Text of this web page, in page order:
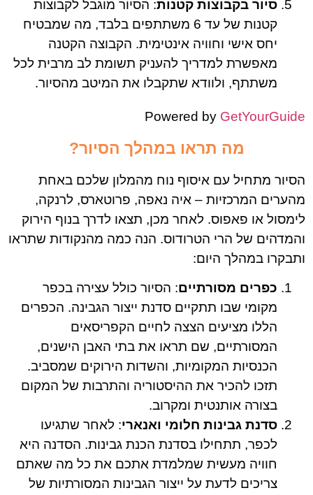
סיור בקבוצות קטנות: הסיור מוגבל לקבוצות
קטנות של עד 6 משתתפים בלבד, מה שמבטיח
יחס אישי וחוויה אינטימית. הקבוצה הקטנה
מאפשרת למדריך להעניק תשומת לב מרבית לכל
משתתף, ולוודא שתקבלו את המיטב מהסיור.
Powered by GetYourGuide
מה תראו במהלך הסיור?
הסיור מתחיל עם איסוף נוח מהמלון שלכם באחת
מהערים המרכזיות – איה נאפה, פרוטארס, לרנקה,
לימסול או פאפוס. לאחר מכן, תצאו לדרך בנוף הירוק
והמדהים של הרי הטרודוס. הנה כמה מהנקודות שתראו
ותבקרו במהלך היום:
כפרים מסורתיים: הסיור כולל עצירה בכפר
מקומי שבו תתקיים סדנת ייצור הגבינה. הכפרים
הללו מציעים הצצה לחיים הקפריסאים
המסורתיים, שם תראו את בתי האבן הישנים,
הכנסיות המקומיות, והשדות הירוקים שמסביב.
תזכו להכיר את ההיסטוריה והתרבות של המקום
בצורה אותנטית ומקרוב.
סדנת גבינות חלומי ואנארי: לאחר שתגיעו
לכפר, תתחילו בסדנת הכנת גבינות. הסדנה היא
חוויה מעשית שמלמדת אתכם את כל מה שאתם
צריכים לדעת על ייצור הגבינות המסורתיות של